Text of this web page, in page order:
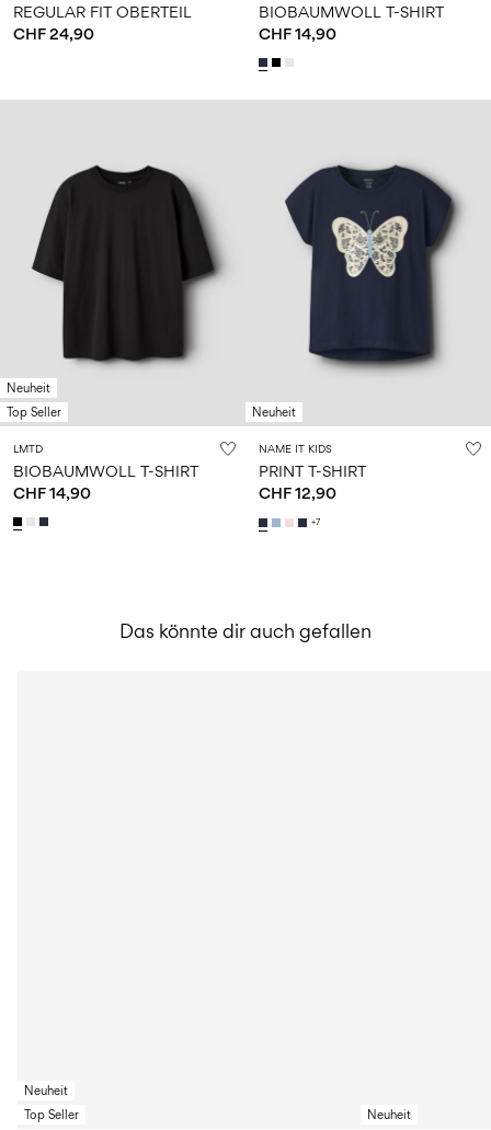
REGULAR FIT OBERTEIL
CHF 24,90
BIOBAUMWOLL T-SHIRT
CHF 14,90
Neuheit
Top Seller
LMTD
BIOBAUMWOLL T-SHIRT
CHF 14,90
Neuheit
NAME IT KIDS
PRINT T-SHIRT
CHF 12,90
+7
Das könnte dir auch gefallen
Neuheit
Top Seller
Neuheit